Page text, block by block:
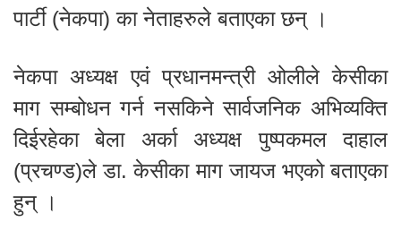
पार्टी (नेकपा) का नेताहरुले बताएका छन् ।
नेकपा अध्यक्ष एवं प्रधानमन्त्री ओलीले केसीका
माग सम्बोधन गर्न नसकिने सार्वजनिक अभिव्यक्ति
दिईरहेका बेला अर्का अध्यक्ष पुष्पकमल दाहाल
(प्रचण्ड)ले डा. केसीका माग जायज भएको बताएका
हुन् ।